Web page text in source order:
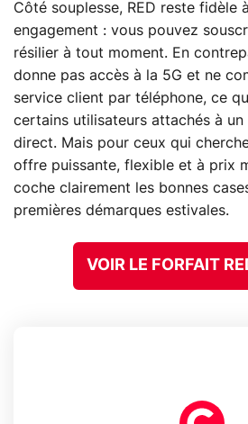
Côté souplesse, RED reste fidèle
engagement : vous pouvez
résilier à tout moment. En
donne pas accès à la 5G et ne
service client par téléphone, ce
certains utilisateurs attachés à un
direct. Mais pour ceux qui
offre puissante, flexible et à prix
coche clairement les bonnes
premières démarques estivales.
VOIR LE FORFAIT